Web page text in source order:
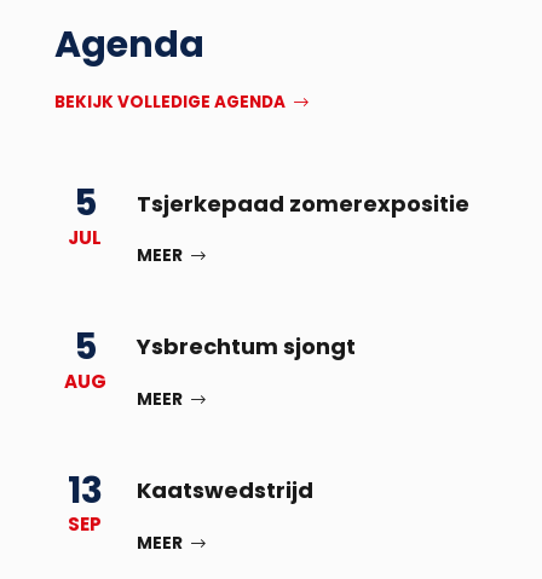
Agenda
BEKIJK VOLLEDIGE AGENDA
5
JUL
Tsjerkepaad zomerexpositie
MEER
5
AUG
Ysbrechtum sjongt
MEER
13
SEP
Kaatswedstrijd
MEER